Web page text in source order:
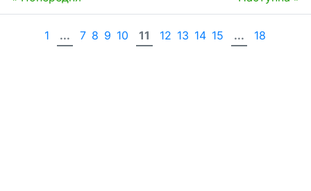
1 ... 7 8 9 10 11 12 13 14 15 ... 18